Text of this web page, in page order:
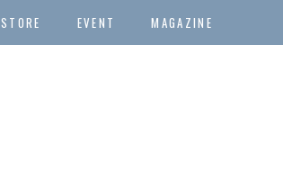
STORE EVENT MAGAZINE